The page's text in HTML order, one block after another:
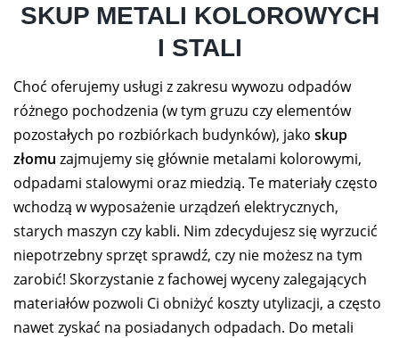
SKUP METALI KOLOROWYCH
I STALI
Choć oferujemy usługi z zakresu wywozu odpadów
różnego pochodzenia (w tym gruzu czy elementów
pozostałych po rozbiórkach budynków), jako skup
złomu zajmujemy się głównie metalami kolorowymi,
odpadami stalowymi oraz miedzią. Te materiały często
wchodzą w wyposażenie urządzeń elektrycznych,
starych maszyn czy kabli. Nim zdecydujesz się wyrzucić
niepotrzebny sprzęt sprawdź, czy nie możesz na tym
zarobić! Skorzystanie z fachowej wyceny zalegających
materiałów pozwoli Ci obniżyć koszty utylizacji, a często
nawet zyskać na posiadanych odpadach. Do metali